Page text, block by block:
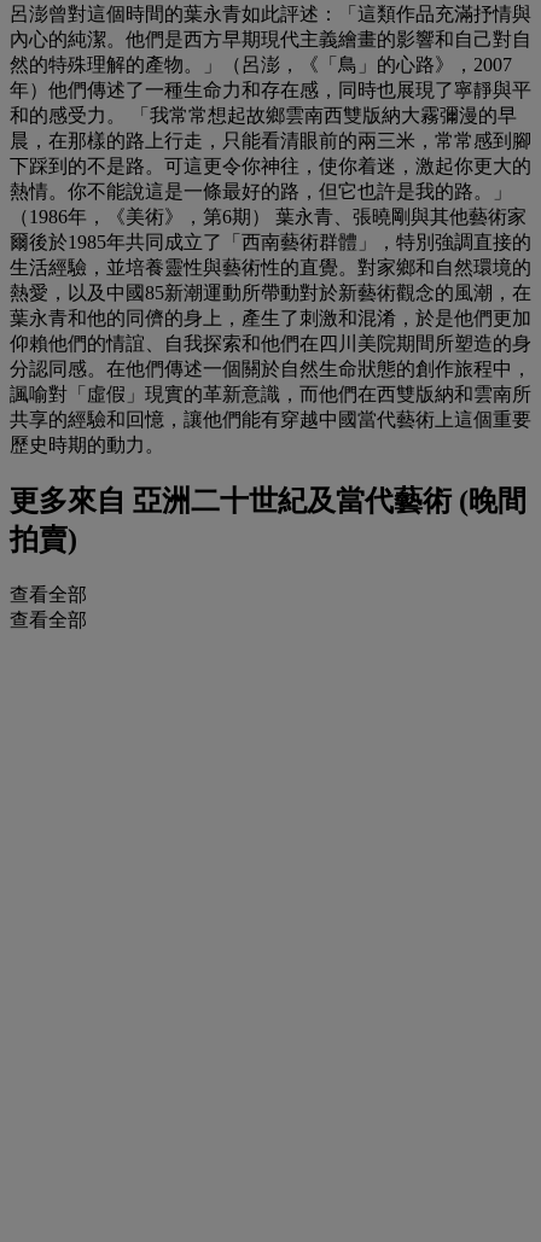
呂澎曾對這個時間的葉永青如此評述：「這類作品充滿抒情與
內心的純潔。他們是西方早期現代主義繪畫的影響和自己對自
然的特殊理解的產物。」（呂澎，《「鳥」的心路》，2007
年）他們傳述了一種生命力和存在感，同時也展現了寧靜與平
和的感受力。 「我常常想起故鄉雲南西雙版納大霧彌漫的早
晨，在那樣的路上行走，只能看清眼前的兩三米，常常感到腳
下踩到的不是路。可這更令你神往，使你着迷，激起你更大的
熱情。你不能說這是一條最好的路，但它也許是我的路。」
（1986年，《美術》，第6期） 葉永青、張曉剛與其他藝術家
爾後於1985年共同成立了「西南藝術群體」，特別強調直接的
生活經驗，並培養靈性與藝術性的直覺。對家鄉和自然環境的
熱愛，以及中國85新潮運動所帶動對於新藝術觀念的風潮，在
葉永青和他的同儕的身上，產生了刺激和混淆，於是他們更加
仰賴他們的情誼、自我探索和他們在四川美院期間所塑造的身
分認同感。在他們傳述一個關於自然生命狀態的創作旅程中，
諷喻對「虛假」現實的革新意識，而他們在西雙版納和雲南所
共享的經驗和回憶，讓他們能有穿越中國當代藝術上這個重要
歷史時期的動力。
更多來自 亞洲二十世紀及當代藝術 (晚間
拍賣)
查看全部
查看全部